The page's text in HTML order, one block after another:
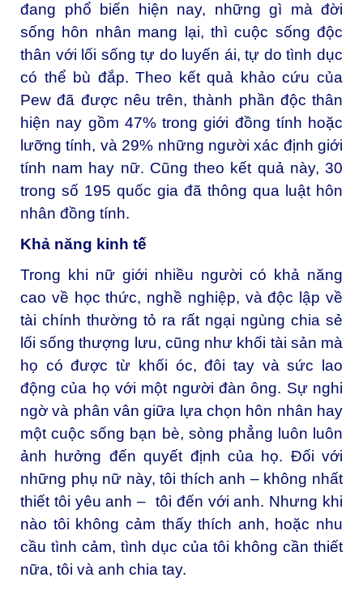
đang phổ biến hiện nay, những gì mà đời
sống hôn nhân mang lại, thì cuộc sống độc
thân với lối sống tự do luyến ái, tự do tình dục
có thể bù đắp. Theo kết quả khảo cứu của
Pew đã được nêu trên, thành phần độc thân
hiện nay gồm 47% trong giới đồng tính hoặc
lưỡng tính, và 29% những người xác định giới
tính nam hay nữ. Cũng theo kết quả này, 30
trong số 195 quốc gia đã thông qua luật hôn
nhân đồng tính.
Khả năng kinh tế
Trong khi nữ giới nhiều người có khả năng
cao về học thức, nghề nghiệp, và độc lập về
tài chính thường tỏ ra rất ngại ngùng chia sẻ
lối sống thượng lưu, cũng như khối tài sản mà
họ có được từ khối óc, đôi tay và sức lao
động của họ với một người đàn ông. Sự nghi
ngờ và phân vân giữa lựa chọn hôn nhân hay
một cuộc sống bạn bè, sòng phẳng luôn luôn
ảnh hưởng đến quyết định của họ. Đối với
những phụ nữ này, tôi thích anh – không nhất
thiết tôi yêu anh – tôi đến với anh. Nhưng khi
nào tôi không cảm thấy thích anh, hoặc nhu
cầu tình cảm, tình dục của tôi không cần thiết
nữa, tôi và anh chia tay.